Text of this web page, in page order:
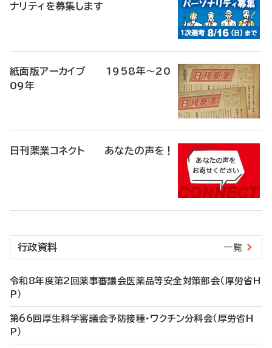
ナリティを募集します
紙面版アーカイブ 1958年～20
09年
日刊薬業コネクト あなたの声を！
行政資料 一覧
令和8年度第2回薬事審議会医薬品等安全対策部会（厚労省H
P）
第66回厚生科学審議会予防接種・ワクチン分科会（厚労省H
P）